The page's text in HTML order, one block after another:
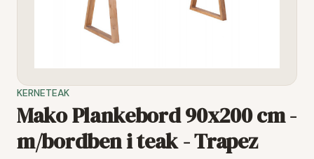
KERNETEAK
Mako Plankebord 90x200 cm -
m/bordben i teak - Trapez